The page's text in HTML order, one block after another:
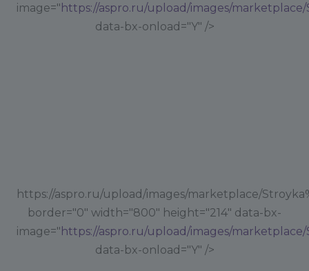
image=" https://aspro.ru/upload/images/
data-bx-onload="Y" />
https://aspro.ru/upload/images/marketplace/
border="0" width="800" height="214" data-bx-
image=" https://aspro.ru/upload/images/
data-bx-onload="Y" />